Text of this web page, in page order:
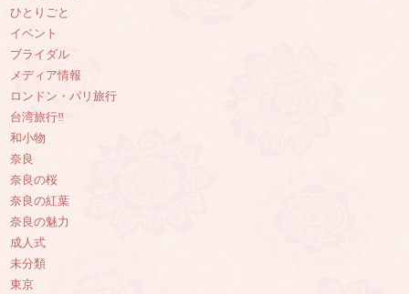
ひとりごと
イベント
ブライダル
メディア情報
ロンドン・パリ旅行
台湾旅行‼︎
和小物
奈良
奈良の桜
奈良の紅葉
奈良の魅力
成人式
未分類
東京